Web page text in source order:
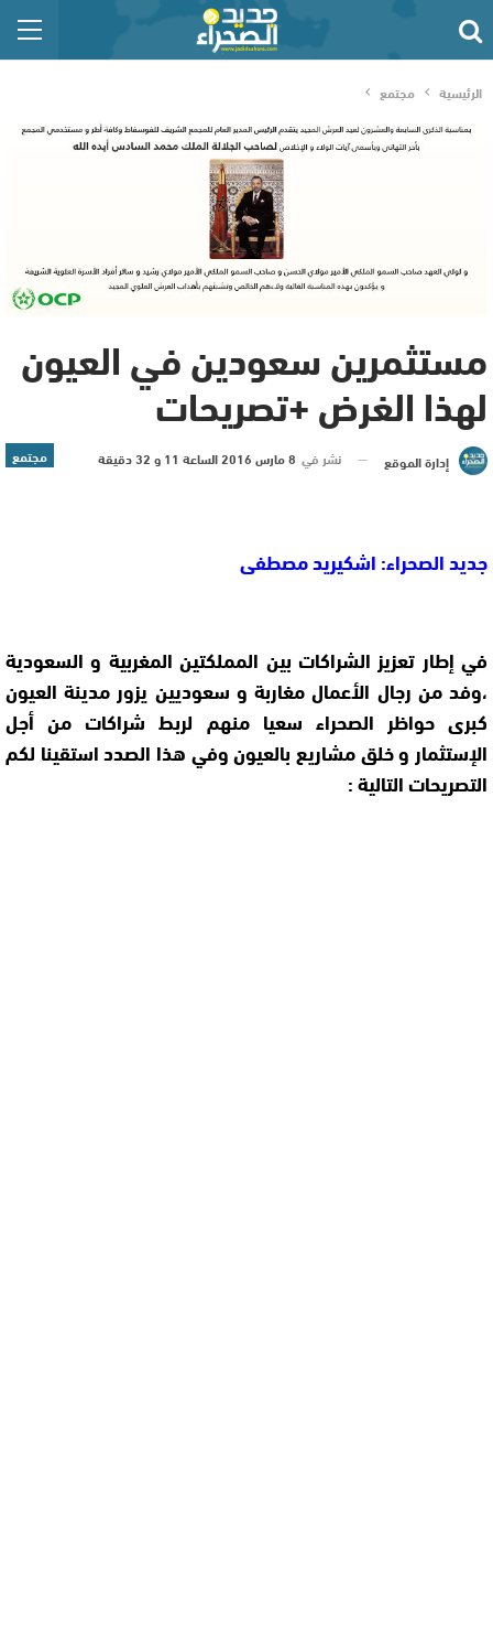
الرئيسية مجتمع
مستثمرين سعودين في العيون
لهذا الغرض +تصريحات
مجتمع إدارة الموقع نشر في 8 مارس 2016 الساعة 11 و 32 دقيقة
جديد الصحراء: اشكيريد مصطفى
في إطار تعزيز الشراكات بين المملكتين المغربية و السعودية
،وفد من رجال الأعمال مغاربة و سعوديين يزور مدينة العيون
كبرى حواظر الصحراء سعيا منهم لربط شراكات من أجل
الإستثمار و خلق مشاريع بالعيون وفي هذا الصدد استقينا لكم
التصريحات التالية :